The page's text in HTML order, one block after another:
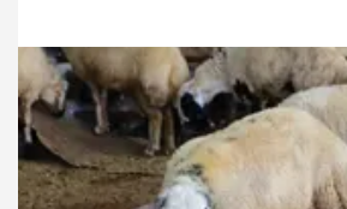
İşte Milli Eğitim Bakanlığı Akademi Giriş
edilen her şey...
8.05.2026 Gündem